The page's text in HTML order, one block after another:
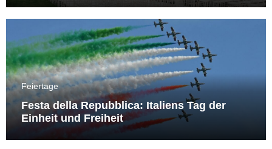
Feiertage
Festa della Repubblica: Italiens Tag der
Einheit und Freiheit